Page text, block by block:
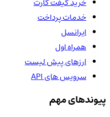
خدمات پرداخت
ایرانسل
همراه اول
ارزهای پیش لیست
سرویس های API
پیوندهای مهم